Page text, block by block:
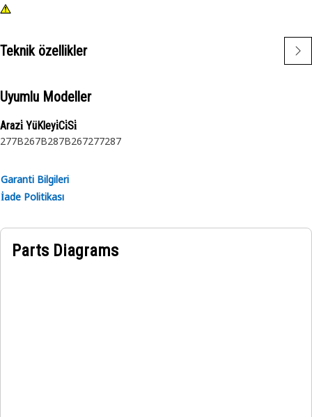
Teknik özellikler
Uyumlu Modeller
Arazi̇ YüKleyi̇Ci̇Si̇
277B267B287B267277287
Garanti Bilgileri
İade Politikası
Parts Diagrams